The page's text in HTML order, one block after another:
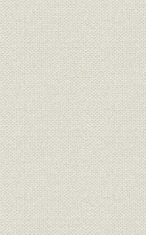
第3節 大正期の
第4章 昭和恐慌
第1節 昭和初期
第2節 県内金
第3節 恐慌下
第5章 戦時下金
第1節 戦時経